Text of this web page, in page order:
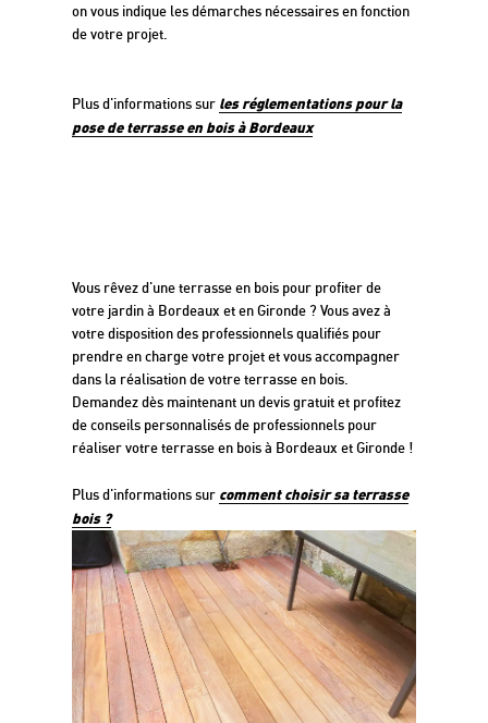
on vous indique les démarches nécessaires en fonction
de votre projet.
Plus d'informations sur les réglementations pour la
pose de terrasse en bois à Bordeaux
Vous rêvez d'une terrasse en bois pour profiter de
votre jardin à Bordeaux et en Gironde ? Vous avez à
votre disposition des professionnels qualifiés pour
prendre en charge votre projet et vous accompagner
dans la réalisation de votre terrasse en bois.
Demandez dès maintenant un devis gratuit et profitez
de conseils personnalisés de professionnels pour
réaliser votre terrasse en bois à Bordeaux et Gironde !
Plus d'informations sur comment choisir sa terrasse
bois ?